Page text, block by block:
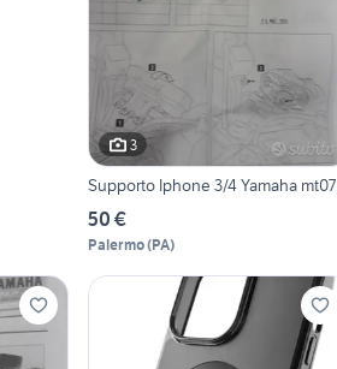
3
Supporto Iphone 3/4 Yamaha mt07
50 €
Palermo(PA)